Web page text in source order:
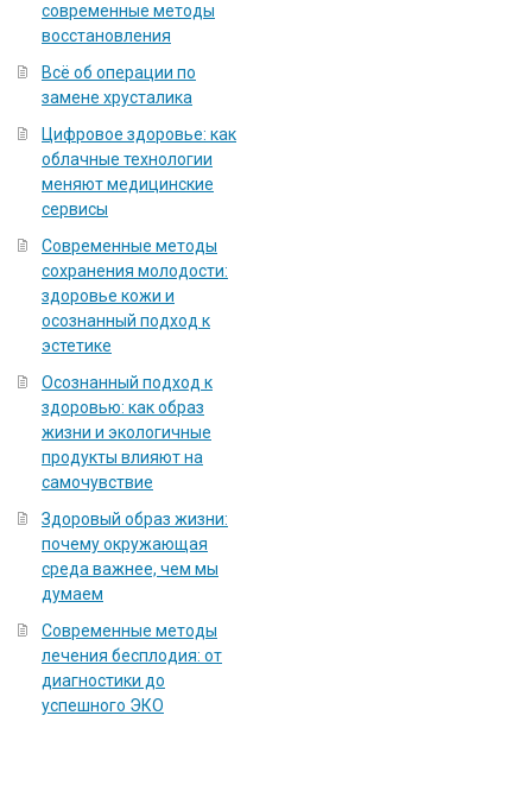
современные методы
восстановления
Всё об операции по
замене хрусталика
Цифровое здоровье: как
облачные технологии
меняют медицинские
сервисы
Современные методы
сохранения молодости:
здоровье кожи и
осознанный подход к
эстетике
Осознанный подход к
здоровью: как образ
жизни и экологичные
продукты влияют на
самочувствие
Здоровый образ жизни:
почему окружающая
среда важнее, чем мы
думаем
Современные методы
лечения бесплодия: от
диагностики до
успешного ЭКО